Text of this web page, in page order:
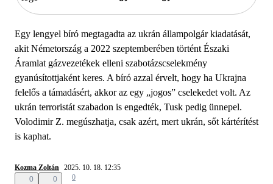
Egy lengyel bíró megtagadta az ukrán állampolgár kiadatását,
akit Németország a 2022 szeptemberében történt Északi
Áramlat gázvezetékek elleni szabotázscselekmény
gyanúsítottjaként keres. A bíró azzal érvelt, hogy ha Ukrajna
felelős a támadásért, akkor az egy „jogos” cselekedet volt. Az
ukrán terroristát szabadon is engedték, Tusk pedig ünnepel.
Volodimir Z. megúszhatja, csak azért, mert ukrán, sőt kártérítést
is kaphat.
Kozma Zoltán 2025. 10. 18. 12:35
0
0 0